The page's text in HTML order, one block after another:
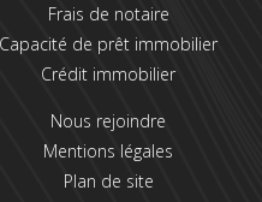
Frais de notaire
Capacité de prêt immobilier
Crédit immobilier
Nous rejoindre
Mentions légales
Plan de site